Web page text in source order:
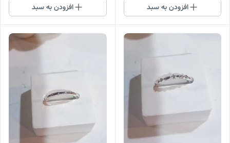
افزودن به سبد افزودن به سبد